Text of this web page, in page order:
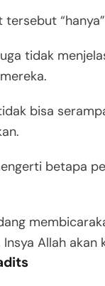
tersebut
tidak
bisa
betapa
Allah